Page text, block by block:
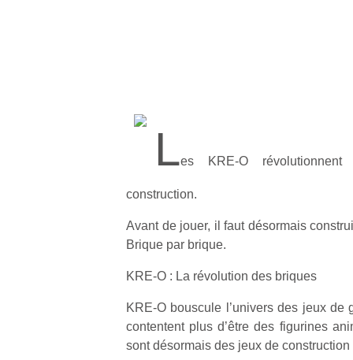
Les KRE-O
construction.
Avant de jouer, il faut désormais
Brique par brique.
KRE-O : La révolution des briques
KRE-O bouscule l’univers des jeux de
contentent plus d’être des figurines
sont désormais des jeux de construction